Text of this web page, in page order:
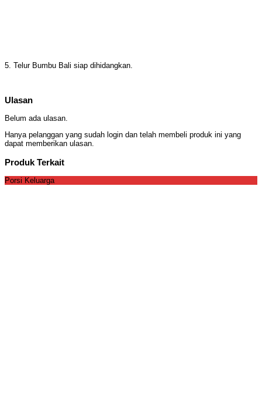
5. Telur Bumbu Bali siap dihidangkan.
Ulasan
Belum ada ulasan.
Hanya pelanggan yang sudah login dan telah membeli produk ini yang
dapat memberikan ulasan.
Produk Terkait
Porsi Keluarga